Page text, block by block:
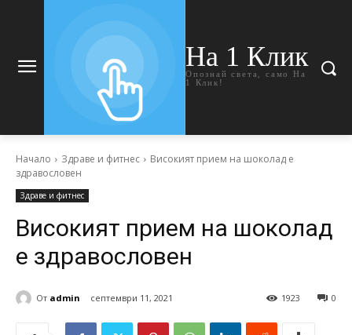
На 1 Клик
Опознай света, само На
1 Клик!
Начало Здраве и фитнес
Високият прием на шоколад е
здравословен
Здраве и фитнес
Високият прием на шоколад
е здравословен
От admin септември 11, 2021 0
1923